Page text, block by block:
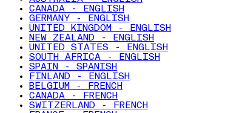
CANADA - ENGLISH
GERMANY - ENGLISH
UNITED KINGDOM - ENGLISH
NEW ZEALAND - ENGLISH
UNITED STATES - ENGLISH
SOUTH AFRICA - ENGLISH
SPAIN - SPANISH
FINLAND - ENGLISH
BELGIUM - FRENCH
CANADA - FRENCH
SWITZERLAND - FRENCH